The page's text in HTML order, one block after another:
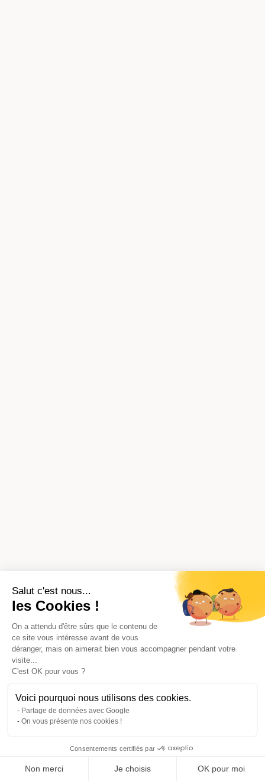
Salut c'est nous...
les Cookies !
On a attendu d'être sûrs que le contenu de
ce site vous intéresse avant de vous
déranger, mais on aimerait bien vous accompagner pendant votre
visite...
C'est OK pour vous ?
Voici pourquoi nous utilisons des cookies.
Partage de données avec Google
On vous présente nos cookies !
Consentements certifiés par
Non merci Je choisis OK pour moi